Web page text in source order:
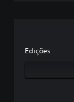
Edições